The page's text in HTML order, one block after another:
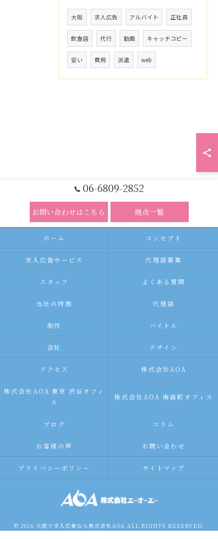
大阪 求人広告 アルバイト 正社員
飲食店 代行 動画 キャッチコピー
安い 費用 派遣 web
06-6809-2852
お問い合わせはこちら 拠点一覧
ホーム コンセプト
求人広告サービス 代理店募集
スタッフ よくある質問
当社の特徴 代理店
制作 バイトル
会社 デザイン
アクセス 株式会社AOA
株式会社AOA 東京 渋谷オフィ
ス
株式会社AOA 南森町オフィス
ブログ コラム
お客様の声 お問い合わせ
プライバシーポリシー サイトマップ
© 2026 大阪で求人広告なら株式会社AOA ALL RIGHTS RESERVED.